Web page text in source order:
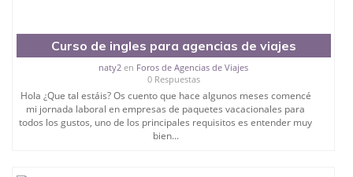
Curso de ingles para agencias de viajes
naty2 en Foros de Agencias de Viajes
0 Respuestas
Hola ¿Que tal estáis? Os cuento que hace algunos meses comencé
mi jornada laboral en empresas de paquetes vacacionales para
todos los gustos, uno de los principales requisitos es entender muy
bien...